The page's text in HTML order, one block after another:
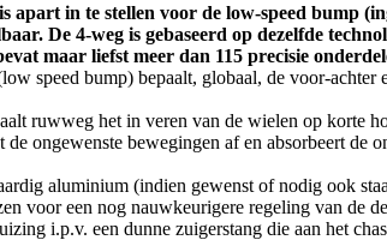
in te stellen voor de low-speed bump
De 4-weg is gebaseerd op dezelfde
maar liefst meer dan 115 precisie
speed bump) bepaalt, globaal, de voor-
ruwweg het in veren van de wielen op korte
ongewenste bewegingen af en absorbeert de
aluminium (indien gewenst of nodig ook
voor een nog nauwkeurigere regeling van de
i.p.v. een dunne zuigerstang die aan het